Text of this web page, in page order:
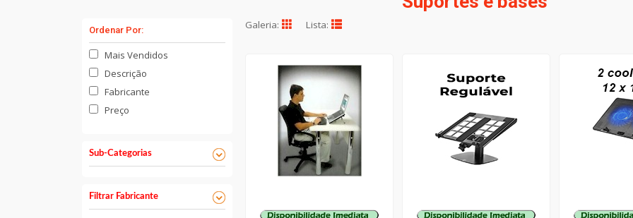
Ordenar Por:
Mais Vendidos
Descrição
Fabricante
Preço
Sub-Categorias
Filtrar Fabricante
Galeria: Lista: